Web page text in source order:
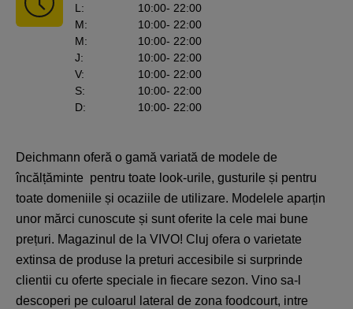
L : 10:00- 22:00
M: 10:00- 22:00
M: 10:00- 22:00
J: 10:00- 22:00
V: 10:00- 22:00
S: 10:00- 22:00
D: 10:00- 22:00
Deichmann oferă o gamă variată de modele de
încălțăminte pentru toate look-urile, gusturile și pentru
toate domeniile și ocaziile de utilizare. Modelele aparțin
unor mărci cunoscute și sunt oferite la cele mai bune
prețuri. Magazinul de la VIVO! Cluj ofera o varietate
extinsa de produse la preturi accesibile si surprinde
clientii cu oferte speciale in fiecare sezon. Vino sa-l
descoperi pe culoarul lateral de zona foodcourt, intre